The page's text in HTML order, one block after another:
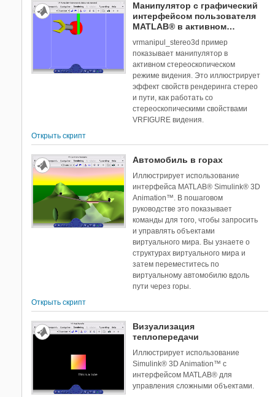
Манипулятор с графический
интерфейсом пользователя
MATLAB® в активном
видения
vrmanipul_stereo3d пример
показывает манипулятор в
активном стереоскопическом
режиме видения. Это иллюстрирует
эффект свойств рендеринга стерео
и пути, как работать со
стереоскопическими свойствами
VRFIGURE видения.
Открыть скрипт
Автомобиль в горах
Иллюстрирует использование
интерфейса MATLAB® Simulink® 3D
Animation™. В пошаговом
руководстве это показывает
команды для того, чтобы запросить
и управлять объектами
виртуального мира. Вы узнаете о
структурах виртуального мира и
затем переместитесь по
виртуальному автомобилю вдоль
пути через горы.
Открыть скрипт
Визуализация
теплопередачи
Иллюстрирует использование
Simulink® 3D Animation™ с
интерфейсом MATLAB® для
управления сложными объектами.